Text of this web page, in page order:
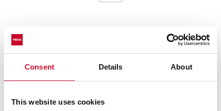
Consent Details About
This website uses cookies
Εξωτερικές διαστάσεις
Κύριο μπολ